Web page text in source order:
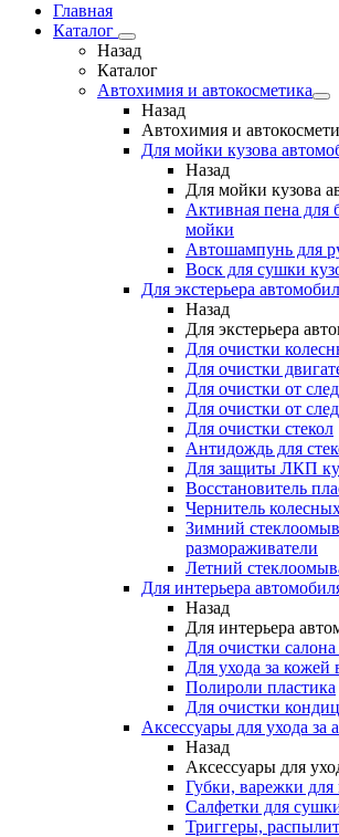
Главная
Каталог
Назад
Каталог
Автохимия и автокосметика
Назад
Автохимия и
Для мойки кузова
Назад
Для мойки кузова
Активная пена для
мойки
Автошампунь для
Воск для сушки
Для экстерьера
Назад
Для экстерьера
Для очистки
Для очистки
Для очистки от
Для очистки от
Для очистки стекол
Антидождь для
Для защиты ЛКП
Восстановитель
Чернитель
Зимний
размораживатели
Летний
Для интерьера
Назад
Для интерьера
Для очистки салона
Для ухода за кожей
Полироли пластика
Для очистки
Аксессуары для ухода за
Назад
Аксессуары для
Губки, варежки
Салфетки для
Триггеры,